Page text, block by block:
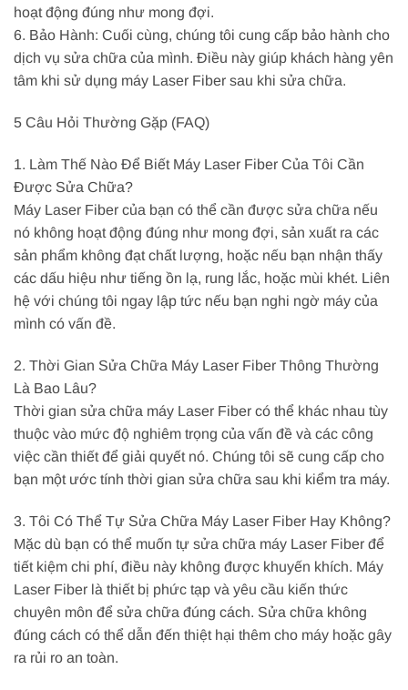
hoạt động đúng như mong đợi.
6. Bảo Hành: Cuối cùng, chúng tôi cung cấp bảo hành cho
dịch vụ sửa chữa của mình. Điều này giúp khách hàng yên
tâm khi sử dụng máy Laser Fiber sau khi sửa chữa.
5 Câu Hỏi Thường Gặp (FAQ)
1. Làm Thế Nào Để Biết Máy Laser Fiber Của Tôi Cần
Được Sửa Chữa?
Máy Laser Fiber của bạn có thể cần được sửa chữa nếu
nó không hoạt động đúng như mong đợi, sản xuất ra các
sản phẩm không đạt chất lượng, hoặc nếu bạn nhận thấy
các dấu hiệu như tiếng ồn lạ, rung lắc, hoặc mùi khét. Liên
hệ với chúng tôi ngay lập tức nếu bạn nghi ngờ máy của
mình có vấn đề.
2. Thời Gian Sửa Chữa Máy Laser Fiber Thông Thường
Là Bao Lâu?
Thời gian sửa chữa máy Laser Fiber có thể khác nhau tùy
thuộc vào mức độ nghiêm trọng của vấn đề và các công
việc cần thiết để giải quyết nó. Chúng tôi sẽ cung cấp cho
bạn một ước tính thời gian sửa chữa sau khi kiểm tra máy.
3. Tôi Có Thể Tự Sửa Chữa Máy Laser Fiber Hay Không?
Mặc dù bạn có thể muốn tự sửa chữa máy Laser Fiber để
tiết kiệm chi phí, điều này không được khuyến khích. Máy
Laser Fiber là thiết bị phức tạp và yêu cầu kiến thức
chuyên môn để sửa chữa đúng cách. Sửa chữa không
đúng cách có thể dẫn đến thiệt hại thêm cho máy hoặc gây
ra rủi ro an toàn.